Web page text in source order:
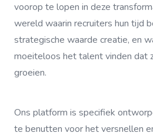
voorop te lopen in deze
wereld waarin recruiters hun tijd
strategische waarde creatie, en
moeiteloos het talent vinden dat
groeien.
Ons platform is specifiek
te benutten voor het versnellen